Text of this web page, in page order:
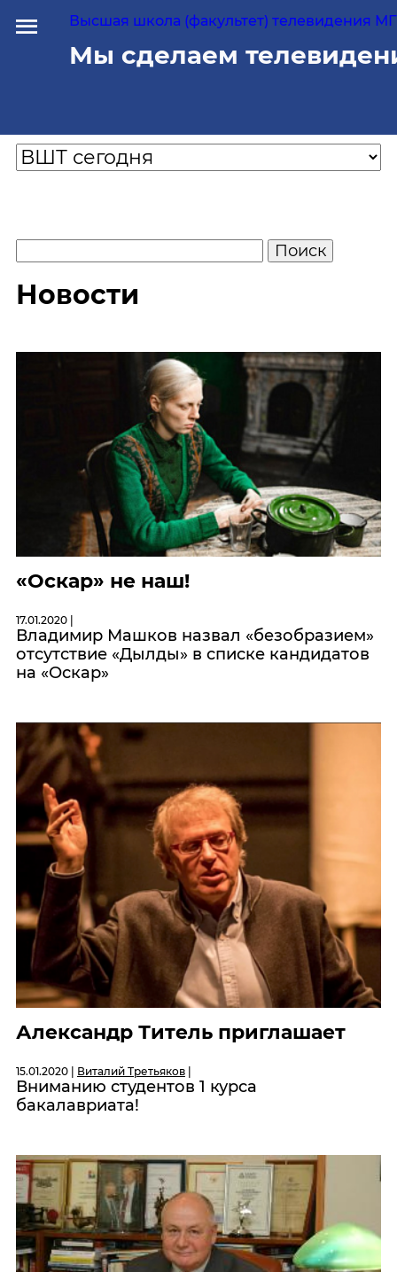
Высшая школа (факультет) телевидения
Мы сделаем
Новости
«Оскар» не наш!
17.01.2020 |
Владимир Машков назвал «безобразием»
отсутствие «Дылды» в списке кандидатов
на «Оскар»
Александр Титель приглашает
15.01.2020 | Виталий Третьяков
Вниманию студентов 1 курса
бакалавриата!